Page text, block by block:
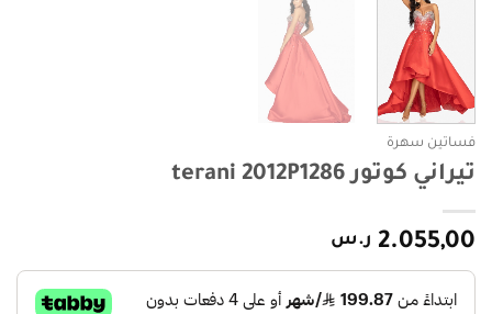
فساتين سهرة
تيراني كوتور terani 2012P1286
2.055,00 ر.س